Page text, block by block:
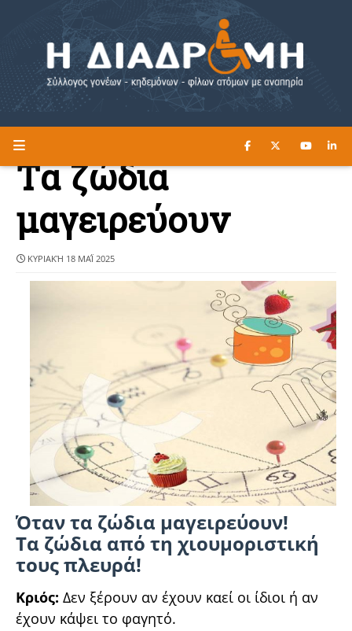
Η ΔΙΑΔΡΟΜΗ ΔΙΑΒΑΣΤΕ ΕΔΩ ►
Tα ζώδια
μαγειρεύουν
ΚΥΡΙΑΚΉ 18 ΜΑΪ́ 2025
Όταν τα ζώδια μαγειρεύουν!
Τα ζώδια από τη χιουμοριστική
τους πλευρά!
Κριός: Δεν ξέρουν αν έχουν καεί οι ίδιοι ή αν
έχουν κάψει το φαγητό.